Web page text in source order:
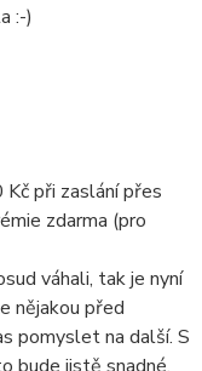
:-)
při zaslání přes
zdarma (pro
váhali, tak je nyní
nějakou před
pomyslet na další. S